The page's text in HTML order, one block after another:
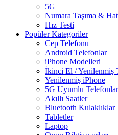
5G
Numara Taşıma & Hat
Hız Testi
Popüler Kategoriler
Cep Telefonu
Android Telefonlar
iPhone Modelleri
İkinci El / Yenilenmiş
Yenilenmiş iPhone
5G Uyumlu Telefonlar
Akıllı Saatler
Bluetooth Kulaklıklar
Tabletler
Laptop